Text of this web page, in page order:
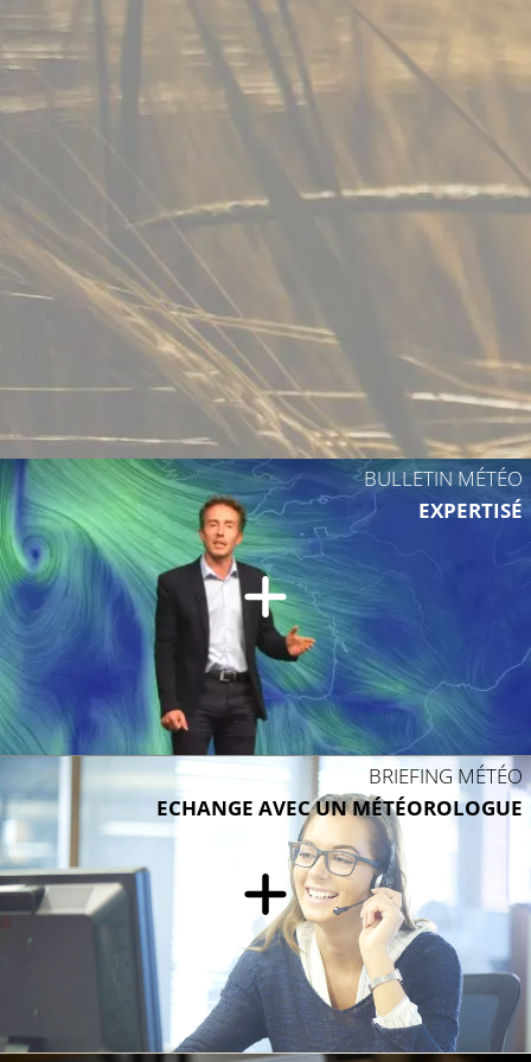
BULLETIN MÉTÉO
EXPERTISÉ
BRIEFING MÉTÉO
ECHANGE AVEC UN MÉTÉOROLOGUE